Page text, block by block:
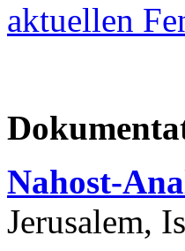
Nahost-
Jerusalem,